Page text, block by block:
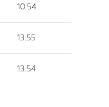
10.54
13.55
13.54